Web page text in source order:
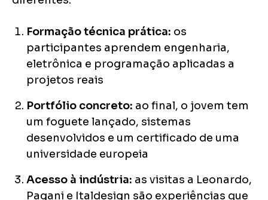
Formação técnica prática: os
participantes aprendem engenharia,
eletrônica e programação aplicadas a
projetos reais
Portfólio concreto: ao final, o jovem tem
um foguete lançado, sistemas
desenvolvidos e um certificado de uma
universidade europeia
Acesso à indústria: as visitas a Leonardo,
Pagani e Italdesign são experiências que